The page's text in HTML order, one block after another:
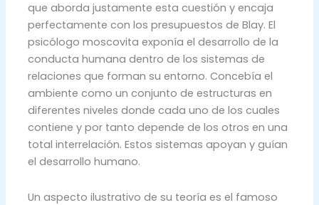
que aborda justamente esta cuestión y encaja
perfectamente con los presupuestos de Blay. El
psicólogo moscovita exponía el desarrollo de la
conducta humana dentro de los sistemas de
relaciones que forman su entorno. Concebía el
ambiente como un conjunto de estructuras en
diferentes niveles donde cada uno de los cuales
contiene y por tanto depende de los otros en una
total interrelación. Estos sistemas apoyan y guían
el desarrollo humano.
Un aspecto ilustrativo de su teoría es el famoso